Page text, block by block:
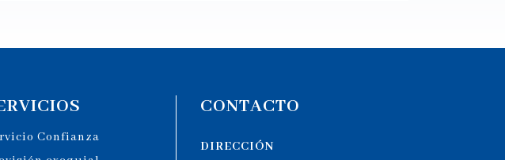
Confianza
CONTACTO
DIRECCIÓN